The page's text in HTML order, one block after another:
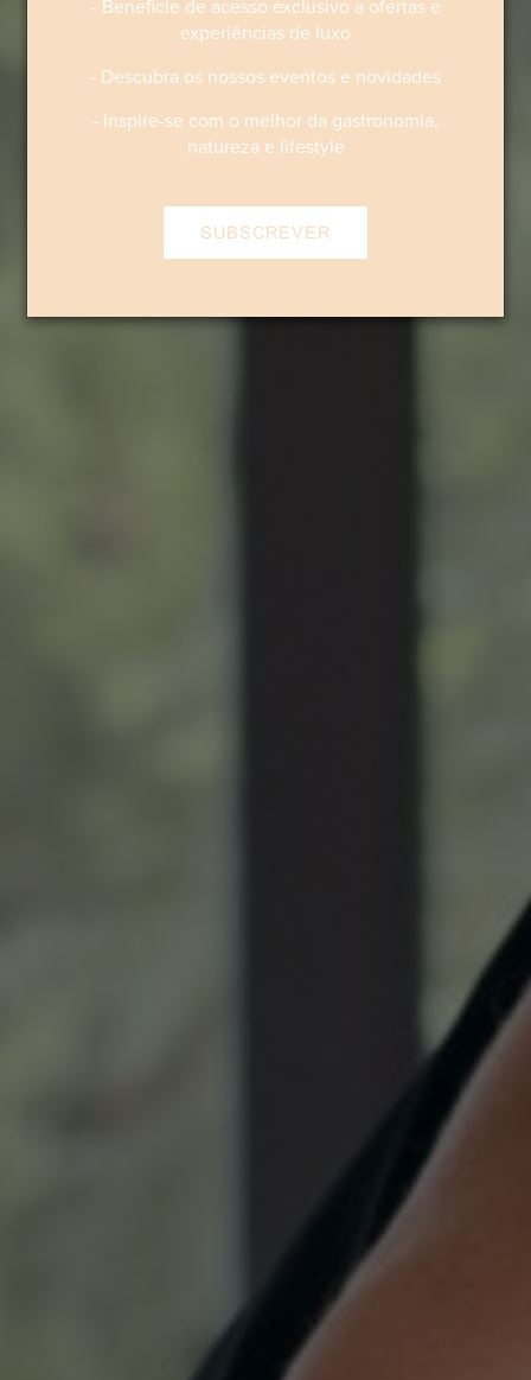
- Beneficie de acesso exclusivo a ofertas e
experiências de luxo
- Descubra os nossos eventos e novidades
- Inspire-se com o melhor da gastronomia,
natureza e lifestyle
SUBSCREVER